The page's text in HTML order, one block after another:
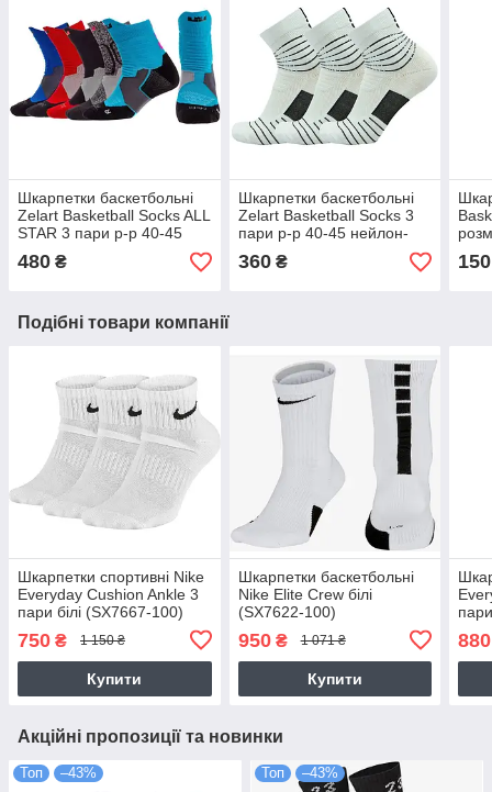
Шкарпетки баскетбольні
Zelart Basketball Socks ALL
STAR 3 пари р-р 40-45
(JCB3302)
480 ₴
Шкарпетки баскетбольні
Zelart Basketball Socks 3
пари р-р 40-45 нейлон-
бавовна (JCB3306)
360₴ 150
Подібні товари компанії
Шкарпетки спортивні Nike
Everyday Cushion Ankle 3
пари білі (SX7667-100)
750 ₴ 1 150 ₴
Купити
Шкарпетки баскетбольні
Nike Elite Crew білі
(SX7622-100)
950₴ 1 071 ₴
Купити
880
Акційні пропозиції та новинки
Топ –43% Топ –43%